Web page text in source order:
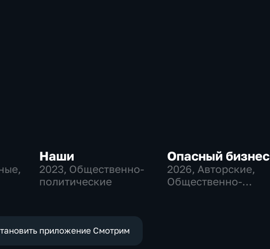
Наши
2023, Общественно-
политические
Опасный бизнес
2026, Авторские,
Общественно-
приложение Смотрим